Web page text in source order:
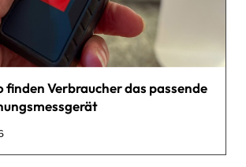
finden Verbraucher das passende